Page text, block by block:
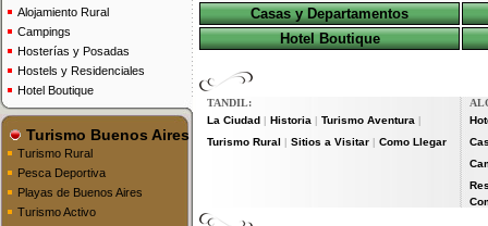
Alojamiento Rural
Campings
Hosterías y Posadas
Hostels y Residenciales
Hotel Boutique
Turismo Buenos Aires
Turismo Rural
Pesca Deportiva
Playas de Buenos Aires
Turismo Activo
Casas y Departamentos
Hotel Boutique
TANDIL:
La Ciudad
Historia Turismo Aventura
Turismo Rural Sitios a Visitar Como Llegar